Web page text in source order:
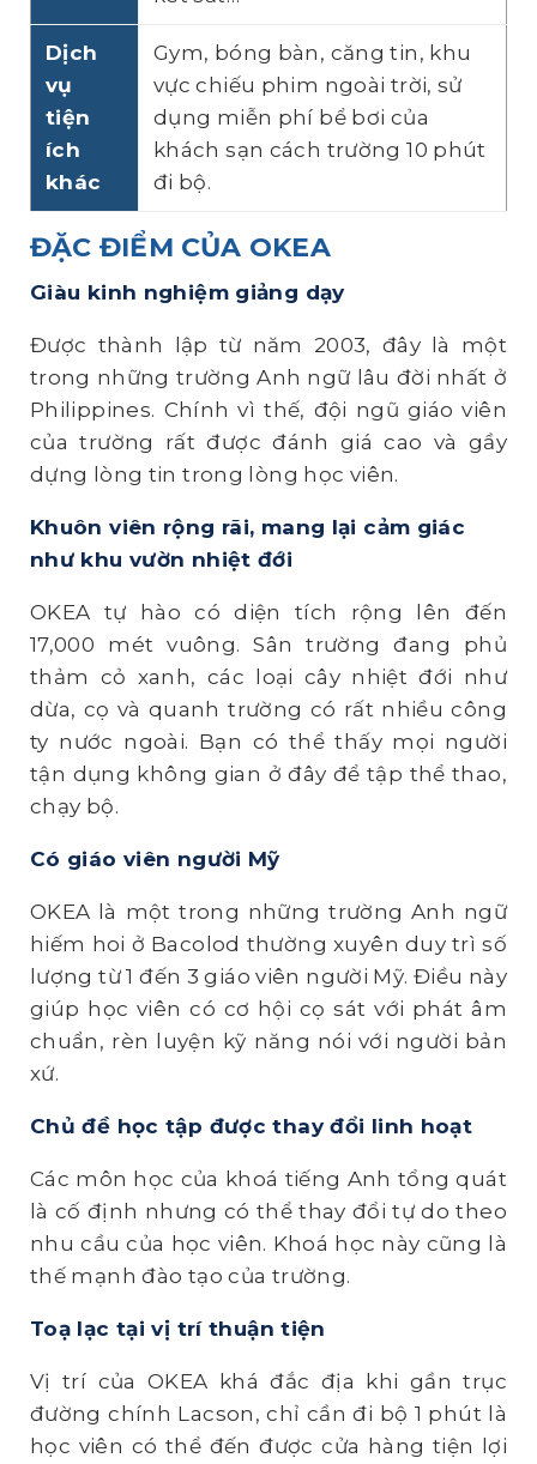
Dịch
vụ
tiện
ích
khác
Gym, bóng bàn, căng tin, khu
vực chiếu phim ngoài trời, sử
dụng miễn phí bể bơi của
khách sạn cách trường 10 phút
đi bộ.
ĐẶC ĐIỂM CỦA OKEA
Giàu kinh nghiệm giảng dạy
Được thành lập từ năm 2003, đây là một
trong những trường Anh ngữ lâu đời nhất ở
Philippines. Chính vì thế, đội ngũ giáo viên
của trường rất được đánh giá cao và gầy
dựng lòng tin trong lòng học viên.
Khuôn viên rộng rãi, mang lại cảm giác
như khu vườn nhiệt đới
OKEA tự hào có diện tích rộng lên đến
17,000 mét vuông. Sân trường đang phủ
thảm cỏ xanh, các loại cây nhiệt đới như
dừa, cọ và quanh trường có rất nhiều công
ty nước ngoài. Bạn có thể thấy mọi người
tận dụng không gian ở đây để tập thể thao,
chạy bộ.
Có giáo viên người Mỹ
OKEA là một trong những trường Anh ngữ
hiếm hoi ở Bacolod thường xuyên duy trì số
lượng từ 1 đến 3 giáo viên người Mỹ. Điều này
giúp học viên có cơ hội cọ sát với phát âm
chuẩn, rèn luyện kỹ năng nói với người bản
xứ.
Chủ đề học tập được thay đổi linh hoạt
Các môn học của khoá tiếng Anh tổng quát
là cố định nhưng có thể thay đổi tự do theo
nhu cầu của học viên. Khoá học này cũng là
thế mạnh đào tạo của trường.
Toạ lạc tại vị trí thuận tiện
Vị trí của OKEA khá đắc địa khi gần trục
đường chính Lacson, chỉ cần đi bộ 1 phút là
học viên có thể đến được cửa hàng tiện lợi